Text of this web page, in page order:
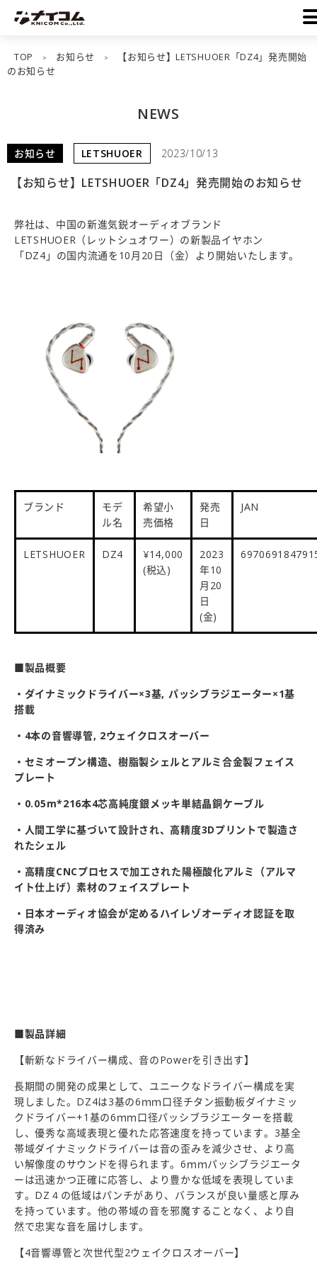
TOP > お知らせ >
【お知らせ】LETSHUOER「DZ4」発売開始
のお知らせ
NEWS
お知らせ LETSHUOER 2023/10/13
【お知らせ】LETSHUOER「DZ4」発売開始のお知らせ
弊社は、中国の新進気鋭オーディオブランド
LETSHUOER（レットシュオワー）の新製品イヤホン
「DZ4」の国内流通を10月20日（金）より開始いたします。
ブランド
モデ
ル名
希望小
売価格
発売
日
JAN
LETSHUOER DZ4 ¥14,000
(税込)
2023
年10
月20
日
(金)
■製品概要
・ダイナミックドライバー×3基, パッシブラジエーター×1基
搭載
・4本の音響導管, 2ウェイクロスオーバー
・セミオープン構造、樹脂製シェルとアルミ合金製フェイス
プレート
・0.05m*216本4芯高純度銀メッキ単結晶銅ケーブル
・人間工学に基づいて設計され、高精度3Dプリントで製造さ
れたシェル
・高精度CNCプロセスで加工された陽極酸化アルミ（アルマ
イト仕上げ）素材のフェイスプレート
・日本オーディオ協会が定めるハイレゾオーディオ認証を取
得済み
■製品詳細
【斬新なドライバー構成、音のPowerを引き出す】
長期間の開発の成果として、ユニークなドライバー構成を実
現しました。DZ4は3基の6ｍｍ口径チタン振動板ダイナミッ
クドライバー+1基の6ｍｍ口径パッシブラジエーターを搭載
し、優秀な高域表現と優れた応答速度を持っています。3基全
帯域ダイナミックドライバーは音の歪みを減少させ、より高
い解像度のサウンドを得られます。6ｍｍパッシブラジエータ
ーは迅速かつ正確に応答し、より豊かな低域を表現していま
す。DZ４の低域はパンチがあり、バランスが良い量感と厚み
を持っています。他の帯域の音を邪魔することなく、より自
然で忠実な音を届けします。
【4音響導管と次世代型2ウェイクロスオーバー】